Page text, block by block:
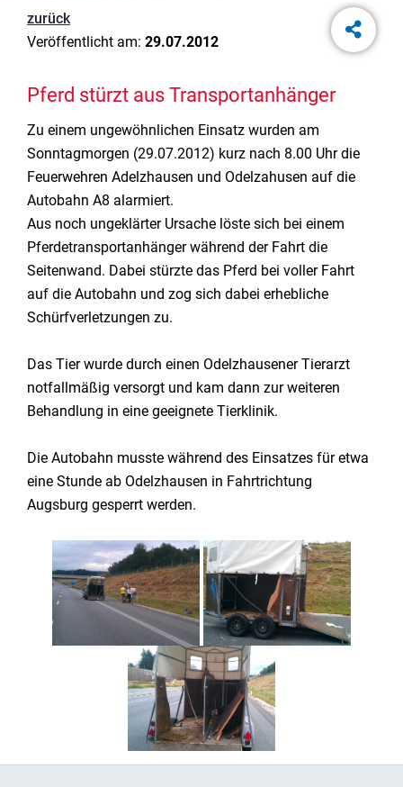
zurück
Veröffentlicht am: 29.07.2012
Pferd stürzt aus Transportanhänger
Zu einem ungewöhnlichen Einsatz wurden am
Sonntagmorgen (29.07.2012) kurz nach 8.00 Uhr die
Feuerwehren Adelzhausen und Odelzahusen auf die
Autobahn A8 alarmiert.
Aus noch ungeklärter Ursache löste sich bei einem
Pferdetransportanhänger während der Fahrt die
Seitenwand. Dabei stürzte das Pferd bei voller Fahrt
auf die Autobahn und zog sich dabei erhebliche
Schürfverletzungen zu.
Das Tier wurde durch einen Odelzhausener Tierarzt
notfallmäßig versorgt und kam dann zur weiteren
Behandlung in eine geeignete Tierklinik.
Die Autobahn musste während des Einsatzes für etwa
eine Stunde ab Odelzhausen in Fahrtrichtung
Augsburg gesperrt werden.